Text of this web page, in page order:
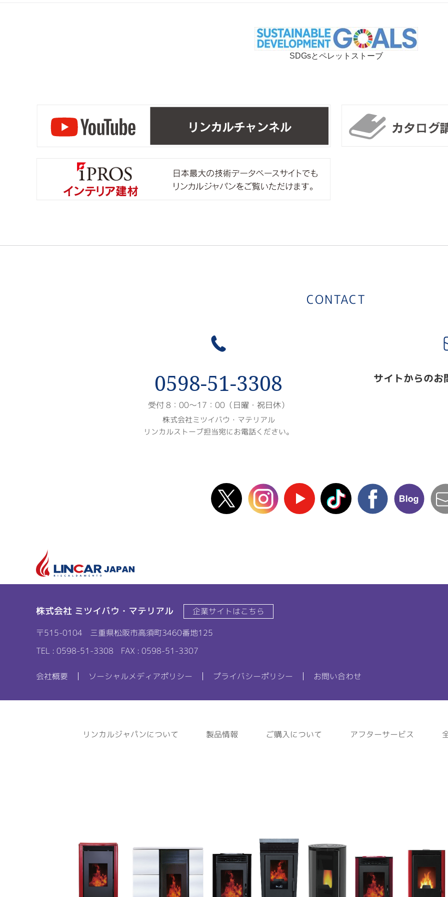
SDGsとペレットストーブ
CONTACT
0598-51-3308
受付 8：00〜17：00（日曜・祝日休）
株式会社ミツイバウ・マテリアル
リンカルストーブ担当宛にお電話ください。
サイトからのお
X(Twitter) instagram Youtube TikTok facebook blog
株式会社 ミツイバウ・マテリアル
企業サイトはこちら
〒515-0104
三重県松阪市高須町3460番地125
TEL : 0598-51-3308
FAX : 0598-51-3307
会社概要 ソーシャルメディアポリシー プライバシーポリシー お問い合わせ
リンカルジャパンについて 製品情報 ご購入について アフターサービス